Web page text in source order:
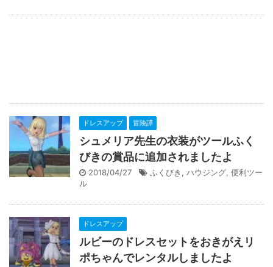
ドレスアップ 冒険譚
シュメリア先生の衣装がツールふく
びきの賞品に追加されましたよ
2018/04/27 ふくびき , ハウジング, 便利ツー
ル
ドレスアップ
ルビーのドレスセットをおきがえリ
ポちゃんでレンタルしましたよ